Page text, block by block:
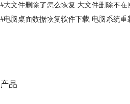
作。
#大文件删除了怎么恢复 大文件删除不在
#电脑桌面数据恢复软件下载 电脑系统
产品